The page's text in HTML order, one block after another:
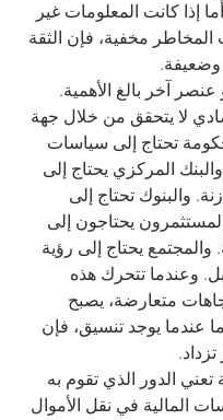
إذا كانت المعلومات غير
المخاطر مخفية، فإن الثقة
وضعيفة.
عنصر آخر بالغ الأهمية.
لا يتحقق من خلال جهة
تحتاج إلى سياسات
المركزي يحتاج إلى
والبنوك تحتاج إلى
يحتاجون إلى
يحتاج إلى رؤية
وعندما تتحرك هذه
متعارضة، يصبح
عندما يوجد تنسيق، فإن
تعني الدور الذي تقوم به
المالية في نقل الأموال